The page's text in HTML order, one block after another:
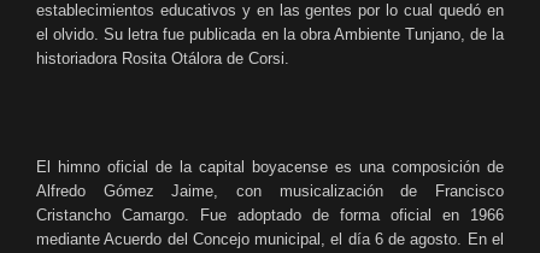
establecimientos educativos y en las gentes por lo cual quedó en
el olvido. Su letra fue publicada en la obra Ambiente Tunjano, de la
historiadora Rosita Otálora de Corsi.
El himno oficial de la capital boyacense es una composición de
Alfredo Gómez Jaime, con musicalización de Francisco
Cristancho Camargo. Fue adoptado de forma oficial en 1966
mediante Acuerdo del Concejo municipal, el día 6 de agosto. En el